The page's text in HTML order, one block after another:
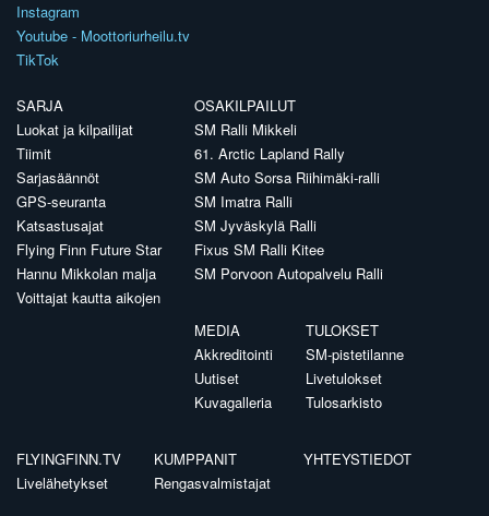
Instagram
Youtube - Moottoriurheilu.tv
TikTok
SARJA
Luokat ja kilpailijat
Tiimit
Sarjasäännöt
GPS-seuranta
Katsastusajat
Flying Finn Future Star
Hannu Mikkolan malja
Voittajat kautta aikojen
OSAKILPAILUT
SM Ralli Mikkeli
61. Arctic Lapland Rally
SM Auto Sorsa Riihimäki-ralli
SM Imatra Ralli
SM Jyväskylä Ralli
Fixus SM Ralli Kitee
SM Porvoon Autopalvelu Ralli
MEDIA
Akkreditointi
Uutiset
Kuvagalleria
TULOKSET
SM-pistetilanne
Livetulokset
Tulosarkisto
FLYINGFINN.TV
Livelähetykset
KUMPPANIT
Rengasvalmistajat
YHTEYSTIEDOT